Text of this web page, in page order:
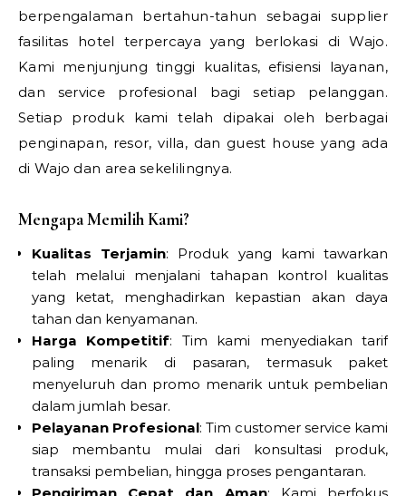
berpengalaman bertahun-tahun sebagai supplier
fasilitas hotel terpercaya yang berlokasi di Wajo.
Kami menjunjung tinggi kualitas, efisiensi layanan,
dan service profesional bagi setiap pelanggan.
Setiap produk kami telah dipakai oleh berbagai
penginapan, resor, villa, dan guest house yang ada
di Wajo dan area sekelilingnya.
Mengapa Memilih Kami?
Kualitas Terjamin: Produk yang kami tawarkan
telah melalui menjalani tahapan kontrol kualitas
yang ketat, menghadirkan kepastian akan daya
tahan dan kenyamanan.
Harga Kompetitif: Tim kami menyediakan tarif
paling menarik di pasaran, termasuk paket
menyeluruh dan promo menarik untuk pembelian
dalam jumlah besar.
Pelayanan Profesional: Tim customer service kami
siap membantu mulai dari konsultasi produk,
transaksi pembelian, hingga proses pengantaran.